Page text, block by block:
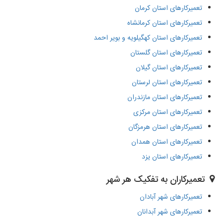
تعمیرکارهای استان کرمان
تعمیرکارهای استان کرمانشاه
تعمیرکارهای استان کهگیلویه و بویر احمد
تعمیرکارهای استان گلستان
تعمیرکارهای استان گیلان
تعمیرکارهای استان لرستان
تعمیرکارهای استان مازندران
تعمیرکارهای استان مرکزی
تعمیرکارهای استان هرمزگان
تعمیرکارهای استان همدان
تعمیرکارهای استان یزد
تعمیرکاران به تفکیک هر شهر
تعمیرکارهای شهر آبادان
تعمیرکارهای شهر آبدانان